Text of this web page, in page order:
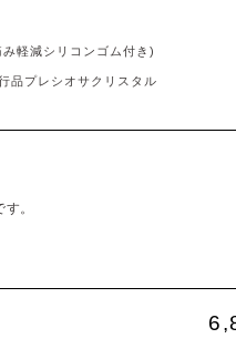
軽減シリコンゴム付き)
品プレシオサクリスタル
。